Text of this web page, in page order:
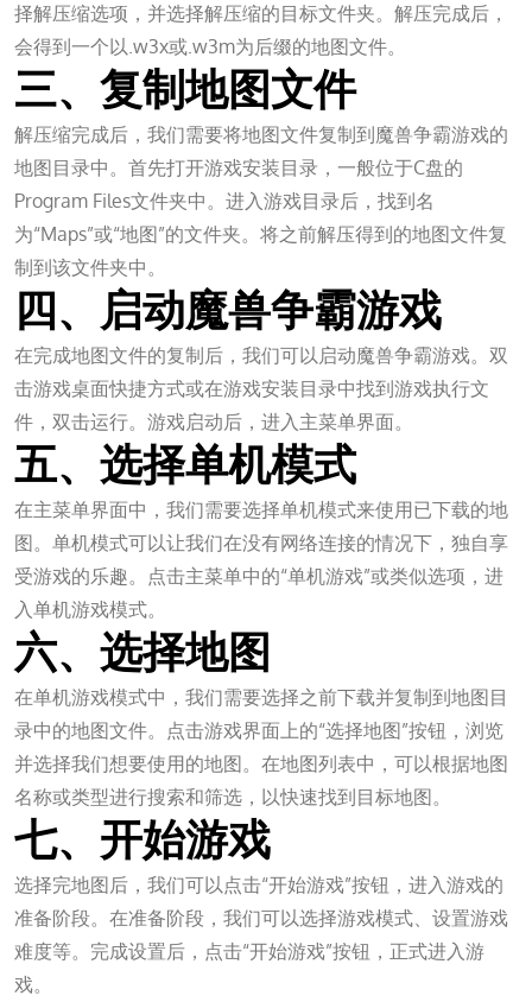
择解压缩选项，并选择解压缩的目标文件夹。解压完成后，
会得到一个以.w3x或.w3m为后缀的地图文件。
三、复制地图文件
解压缩完成后，我们需要将地图文件复制到魔兽争霸游戏的
地图目录中。首先打开游戏安装目录，一般位于C盘的
Program Files文件夹中。进入游戏目录后，找到名
为“Maps”或“地图”的文件夹。将之前解压得到的地图文件复
制到该文件夹中。
四、启动魔兽争霸游戏
在完成地图文件的复制后，我们可以启动魔兽争霸游戏。双
击游戏桌面快捷方式或在游戏安装目录中找到游戏执行文
件，双击运行。游戏启动后，进入主菜单界面。
五、选择单机模式
在主菜单界面中，我们需要选择单机模式来使用已下载的地
图。单机模式可以让我们在没有网络连接的情况下，独自享
受游戏的乐趣。点击主菜单中的“单机游戏”或类似选项，进
入单机游戏模式。
六、选择地图
在单机游戏模式中，我们需要选择之前下载并复制到地图目
录中的地图文件。点击游戏界面上的“选择地图”按钮，浏览
并选择我们想要使用的地图。在地图列表中，可以根据地图
名称或类型进行搜索和筛选，以快速找到目标地图。
七、开始游戏
选择完地图后，我们可以点击“开始游戏”按钮，进入游戏的
准备阶段。在准备阶段，我们可以选择游戏模式、设置游戏
难度等。完成设置后，点击“开始游戏”按钮，正式进入游
戏。